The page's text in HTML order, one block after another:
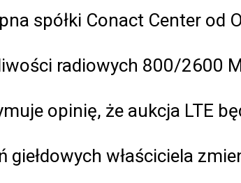
spółki Conact Center od
radiowych 800/2600
opinię, że aukcja LTE
właściciela